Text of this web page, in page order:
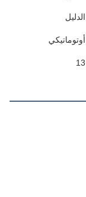
الدليل
أوتوماتيكي
13